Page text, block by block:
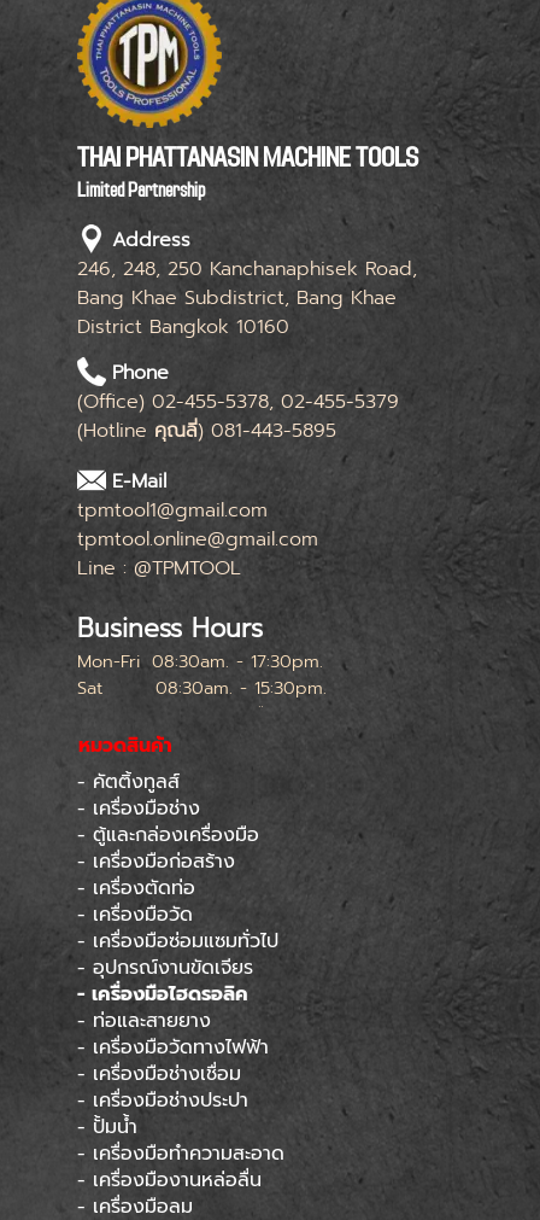
THAI PHATTANASIN MACHINE TOOLS
Limited Partnership
Address
246, 248, 250 Kanchanaphisek Road,
Bang Khae Subdistrict, Bang Khae
District Bangkok 10160
Phone
(Office) 02-455-5378, 02-455-5379
(Hotline คุณลี่) 081-443-5895
E-Mail
tpmtool1@gmail.com
tpmtool.online@gmail.com
Line : @TPMTOOL
Business Hours
Mon-Fri 08:30am. - 17:30pm.
Sat
08:30am. - 15:30pm.
หยุดทุกเสาร์สุดท้ายของเดือน
หมวดสินค้า
- คัตติ้งทูลส์
- เครื่องมือช่าง
- ตู้และกล่องเครื่องมือ
- เครื่องมือก่อสร้าง
- เครื่องตัดท่อ
- เครื่องมือวัด
- เครื่องมือซ่อมแซมทั่วไป
- อุปกรณ์งานขัดเจียร
- เครื่องมือไฮดรอลิค
- ท่อและสายยาง
- เครื่องมือวัดทางไฟฟ้า
- เครื่องมือช่างเชื่อม
- เครื่องมือช่างประปา
- ปั้มน้ำ
- เครื่องมือทำความสะอาด
- เครื่องมืองานหล่อลื่น
- เครื่องมือลม